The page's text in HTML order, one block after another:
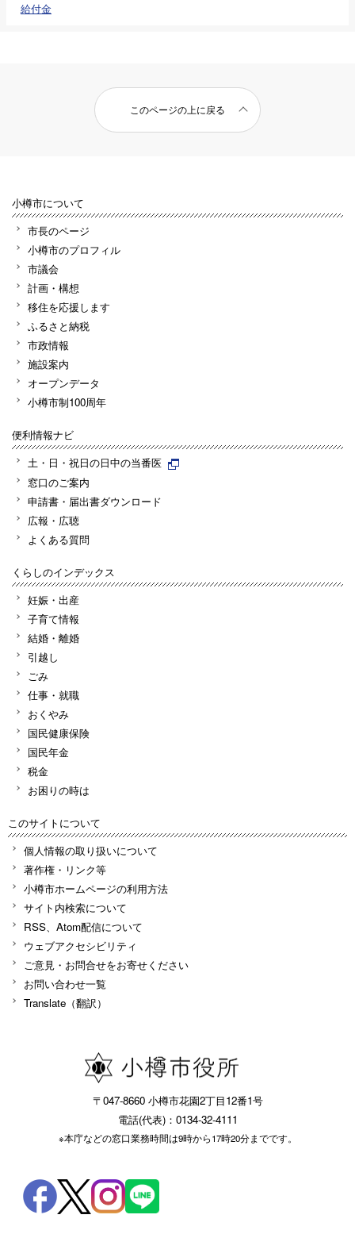
給付金
このページの上に戻る
小樽市について
市長のページ
小樽市のプロフィル
市議会
計画・構想
移住を応援します
ふるさと納税
市政情報
施設案内
オープンデータ
小樽市制100周年
便利情報ナビ
土・日・祝日の日中の当番医
窓口のご案内
申請書・届出書ダウンロード
広報・広聴
よくある質問
くらしのインデックス
妊娠・出産
子育て情報
結婚・離婚
引越し
ごみ
仕事・就職
おくやみ
国民健康保険
国民年金
税金
お困りの時は
このサイトについて
個人情報の取り扱いについて
著作権・リンク等
小樽市ホームページの利用方法
サイト内検索について
RSS、Atom配信について
ウェブアクセシビリティ
ご意見・お問合せをお寄せください
お問い合わせ一覧
Translate（翻訳）
〒047-8660 小樽市花園2丁目12番1号
電話(代表)：0134-32-4111
※本庁などの窓口業務時間は9時から17時20分までです。